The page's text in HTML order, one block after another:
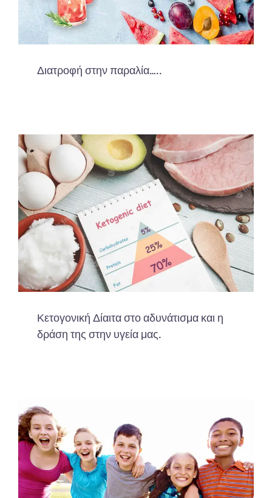
Διατροφή στην παραλία…..
Κετογονική Δίαιτα στο αδυνάτισμα και η
δράση της στην υγεία μας.